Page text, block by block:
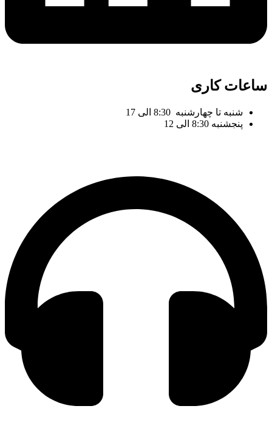
ساعات کاری
شنبه تا چهارشنبه 8:30 الی 17
پنجشنبه 8:30 الی 12